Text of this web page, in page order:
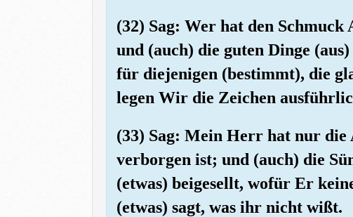
(32) Sag: Wer hat den
und (auch) die guten Dinge
für diejenigen (bestimmt), die
legen Wir die Zeichen
(33) Sag: Mein Herr hat nur die
verborgen ist; und (auch) die
(etwas) beigesellt, wofür Er
(etwas) sagt, was ihr nicht wißt.